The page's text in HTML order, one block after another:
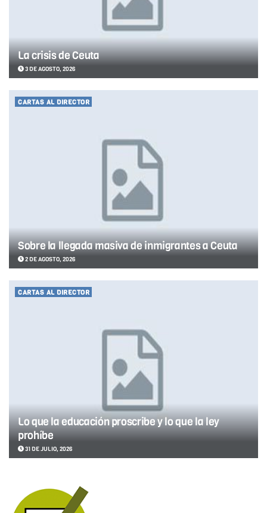
La crisis de Ceuta
3 DE AGOSTO, 2026
CARTAS AL DIRECTOR
Sobre la llegada masiva de inmigrantes a Ceuta
2 DE AGOSTO, 2026
CARTAS AL DIRECTOR
Lo que la educación proscribe y lo que la ley
prohíbe
31 DE JULIO, 2026